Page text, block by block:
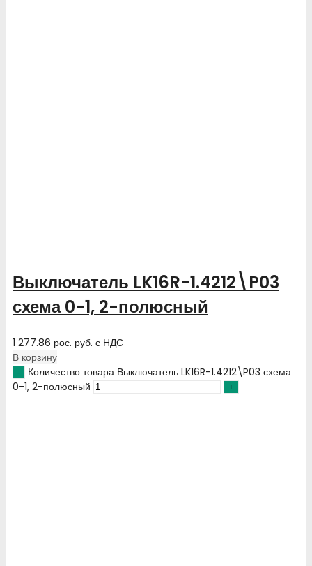
Выключатель LK16R-1.4212\P03
схема 0-1, 2-полюсный
1 277.86 рос. руб. с НДС
В корзину
Количество товара Выключатель LK16R-1.4212\P03 схема
0-1, 2-полюсный